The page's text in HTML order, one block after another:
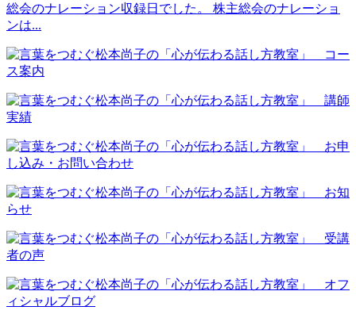
総会のナレーション収録日でした。 株主総会のナレーショ
ンは...